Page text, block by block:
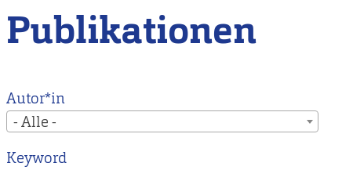
Inhalt
Publikationen
Autor*in
- Alle -
Keyword